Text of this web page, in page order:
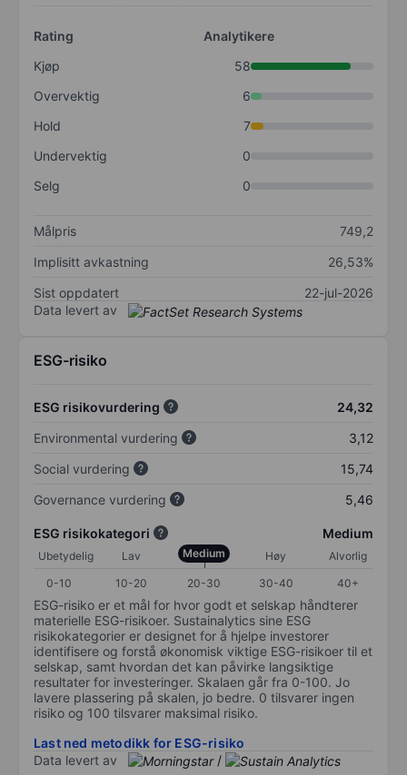
Rating
Analytikere
Kjøp
58
Overvektig
6
Hold
7
Undervektig
0
Selg
0
Målpris
749,2
Implisitt avkastning
26,53%
Sist oppdatert
22-jul-2026
Data levert av
ESG-risiko
ESG risikovurdering
24,32
Environmental vurdering
3,12
Social vurdering
15,74
Governance vurdering
5,46
ESG risikokategori Medium
Ubetydelig Lav Medium Høy
Alvorlig
0-10
10-20 20-30 30-40 40+
ESG-risiko er et mål for hvor godt et selskap håndterer
materielle ESG-risikoer. Sustainalytics sine ESG
risikokategorier er designet for å hjelpe investorer
identifisere og forstå økonomisk viktige ESG-risikoer til et
selskap, samt hvordan det kan påvirke langsiktige
resultater for investeringer. Skalaen går fra 0-100. Jo
lavere plassering på skalen, jo bedre. 0 tilsvarer ingen
risiko og 100 tilsvarer maksimal risiko.
Last ned metodikk for ESG-risiko
Data levert av
/